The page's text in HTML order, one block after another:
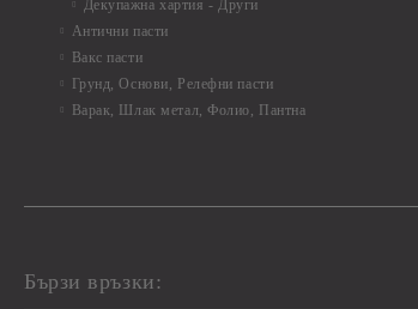
Декупажна хартия - Други
Антични пасти
Вакс пасти
Грунд, Основи, Релефни пасти
Варак, Шлак метал, Фолио, Пантна
Бързи връзки: